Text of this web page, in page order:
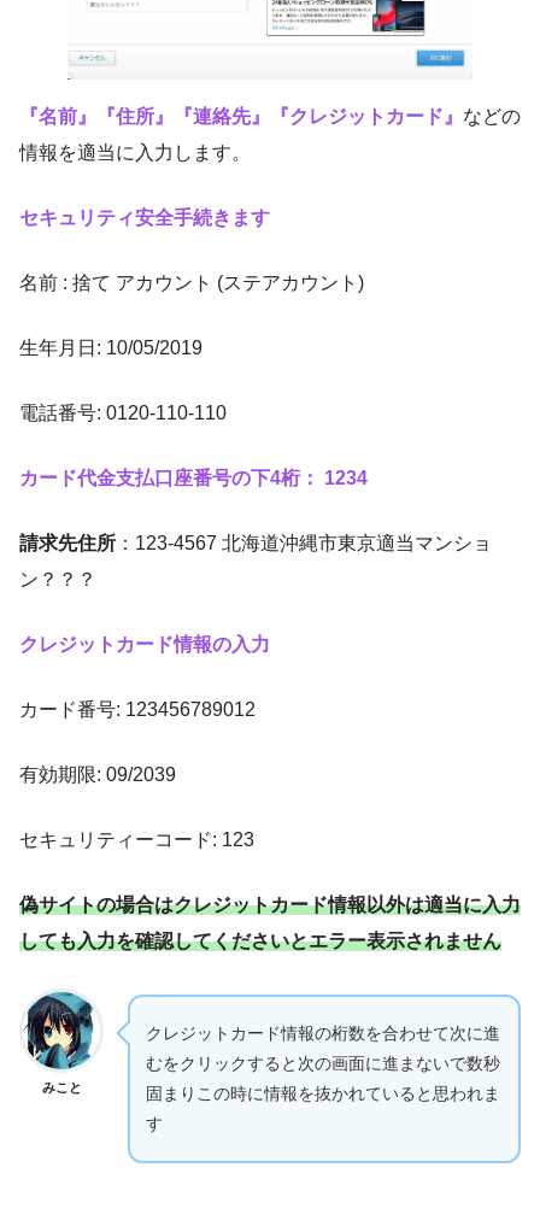
『名前』『住所』『連絡先』『クレジットカード』 などの
情報を適当に入力します。
セキュリティ安全手続きます
名前 : 捨て アカウント (ステアカウント)
生年月日: 10/05/2019
電話番号: 0120-110-110
カード代金支払口座番号の下4桁： 1234
請求先住所 ：123-4567 北海道沖縄市東京適当マンショ
ン？？？
クレジットカード情報の入力
カード番号: 123456789012
有効期限: 09/2039
セキュリティーコード: 123
偽サイトの場合はクレジットカード情報以外は適当に入力
しても入力を確認してくださいとエラー表示されません
みこと
クレジットカード情報の桁数を合わせて次に進
むをクリックすると次の画面に進まないで数秒
固まりこの時に情報を抜かれていると思われま
す